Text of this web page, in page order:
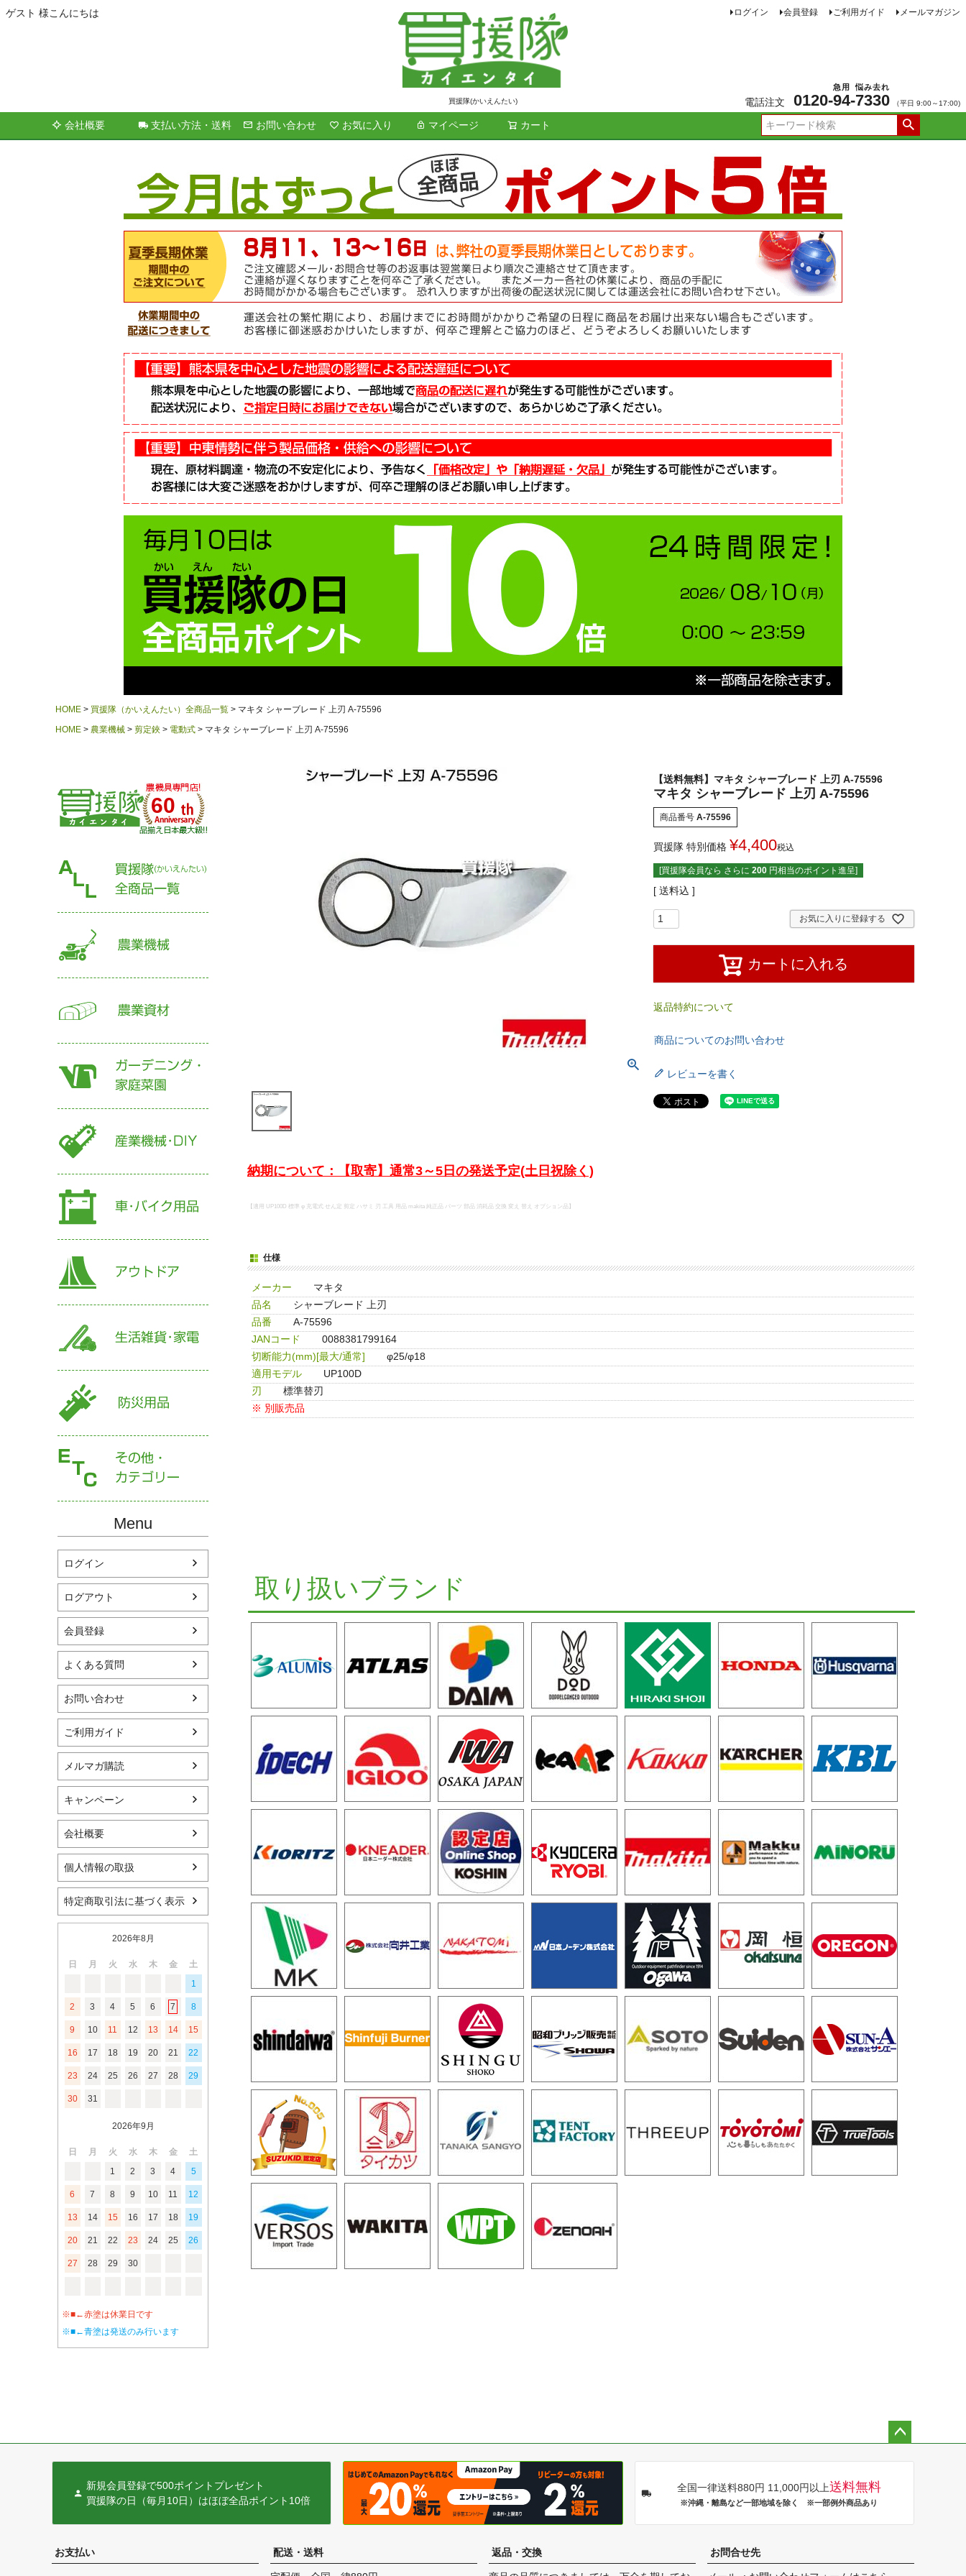
ゲスト 様こんにちは
買援隊(かいえんたい)
ログイン 会員登録 ご利用ガイド メールマガジン
電話注文 0120-94
急用
-7330
悩み去れ
（平日 9:00～17:00)
会社概要 支払い方法・送料 お問い合わせ お気に入り マイページ カート
検索
HOME 買援隊（かいえんたい）全商品一覧
マキタ シャーブレード 上刃 A-75596
HOME
農業機械 剪定鋏 電動式 マキタ シャーブレード 上刃 A-75596
60
Menu
ログイン
ログアウト
会員登録
よくある質問
お問い合わせ
ご利用ガイド
メルマガ購読
キャンペーン
会社概要
個人情報の取扱
特定商取引法に基づく表示
2026年8月
日 月 火 水 木 金
土
1
2 3 4 5 6 7 8
9 10 11 12 13 14 15
16 17 18 19 20 21 22
23 24 25 26 27 28 29
30 31
2026年9月
日 月 火 水 木 金
土
1
2 3 4 5
6 7 8 9 10 11 12
13 14 15 16 17 18 19
20 21 22 23 24 25 26
27 28 29 30
※■←赤塗は休業日です
※■←青塗は発送のみ行います
【送料無料】マキタ シャーブレード 上刃 A-75596
マキタ シャーブレード 上刃 A-75596
商品番号 A-75596
買援隊 特別価格 ¥4,400税込
[買援隊会員なら さらに 200 円相当のポイント進呈]
送料込
お気に入りに登録する
カートに入れる
返品特約について
商品についてのお問い合わせ
レビューを書く
納期について：【取寄】通常3～5日の発送予定(土日祝除く)
【適用 UP100D 標準 φ 充電式 せん定 剪定 ハサミ 刃 工具 用品 makita 純正品 パーツ 部品 消耗品 交換 変え 替え オプション品】
仕様
メーカー
マキタ
品名
シャーブレード 上刃
品番
A-75596
JANコード
0088381799164
切断能力(mm)[最大/通常]
φ25/φ18
適用モデル
UP100D
刃
標準替刃
※ 別販売品
取り扱いブランド
新規会員登録で500ポイントプレゼント
買援隊の日（毎月10日）はほぼ全品ポイント10倍
全国一律送料880円 11,000円以上送料無料
※沖縄・離島など一部地域を除く ※一部例外商品あり
お支払い 配送・送料 返品・交換 お問合せ先